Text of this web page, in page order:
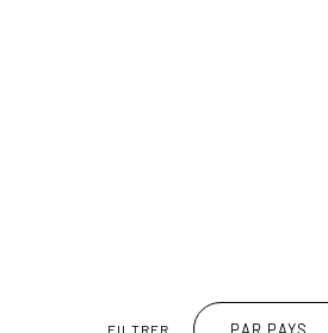
FILTRER